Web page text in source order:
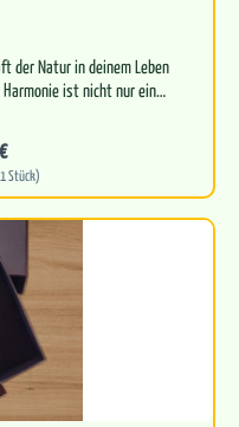
der Natur in deinem Leben
willkommen zu heißen? Der Stein der Harmonie ist nicht nur ein…
Stück)